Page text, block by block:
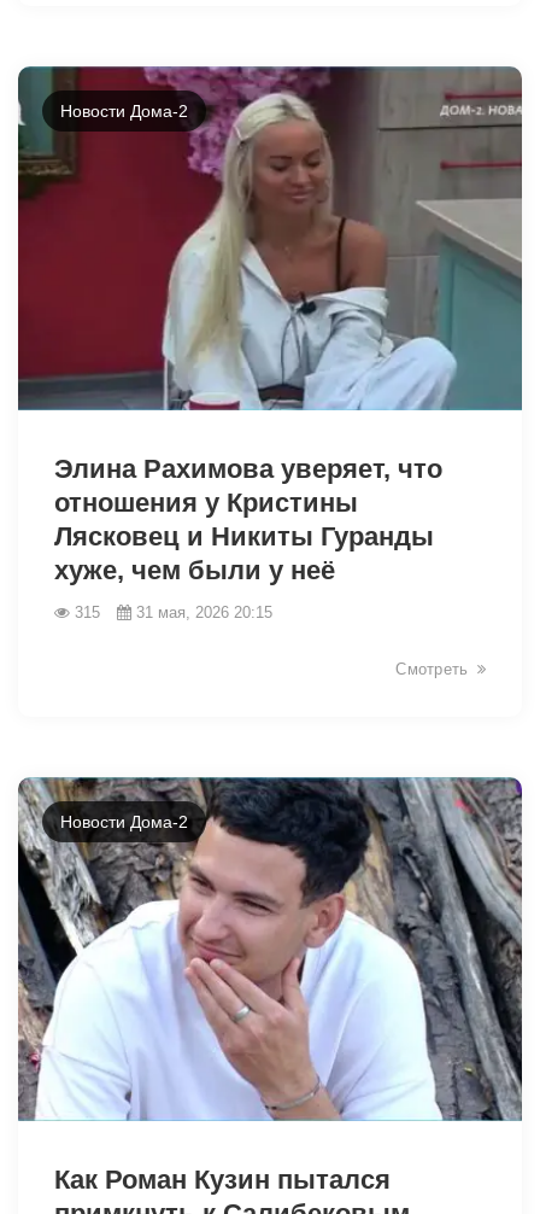
Новости Дома-2
Элина Рахимова уверяет, что
отношения у Кристины
Лясковец и Никиты Гуранды
хуже, чем были у неё
315 31 мая, 2026 20:15
Смотреть
Новости Дома-2
Как Роман Кузин пытался